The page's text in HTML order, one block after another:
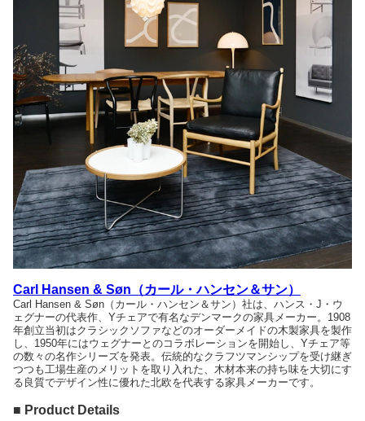
Carl Hansen & Søn（カール・ハンセン＆サン）
Carl Hansen & Søn（カール・ハンセン＆サン）社は、ハンス・J・ウ
ェグナーの代表作、Yチェアで有名なデンマークの家具メーカー。1908
年創立当初はクラシックソファなどのオーダーメイドの木製家具を製作
し、1950年にはウェグナーとのコラボレーションを開始し、Yチェア等
の数々の名作シリーズを発表。伝統的なクラフツマンシップを受け継ぎ
つつも工場生産のメリットを取り入れた、木材本来の持ち味を大切にす
る良質でデザイン性に優れた北欧を代表する家具メーカーです。
■ Product Details